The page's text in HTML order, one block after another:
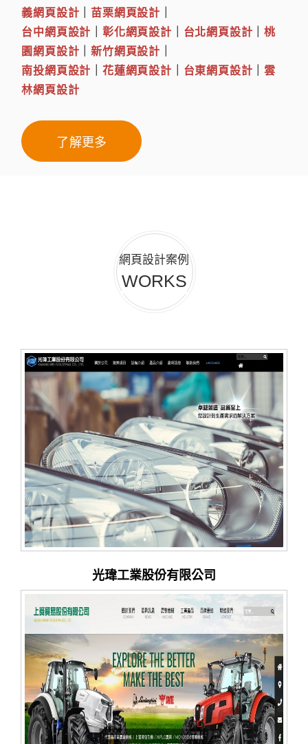
義網頁設計
苗栗網頁設計
台中網頁設計
彰化網頁設計 台北網頁設計 ｜桃
園網頁設計 ｜新竹網頁設計
南投網頁設計
花蓮網頁設計 台東網頁設計 ｜雲
林網頁設計
了解更多
網頁設計案例
WORKS
光瑋工業股份有限公司